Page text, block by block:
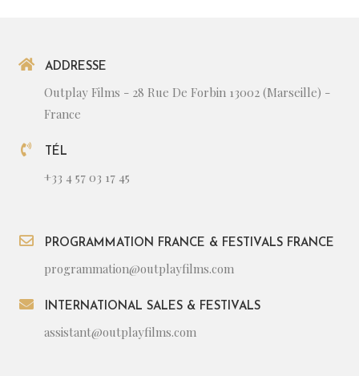
ADDRESSE
Outplay Films - 28 Rue De Forbin 13002 (Marseille) -
France
TÉL
+33 4 57 03 17 45
PROGRAMMATION FRANCE & FESTIVALS FRANCE
programmation@outplayfilms.com
INTERNATIONAL SALES & FESTIVALS
assistant@outplayfilms.com